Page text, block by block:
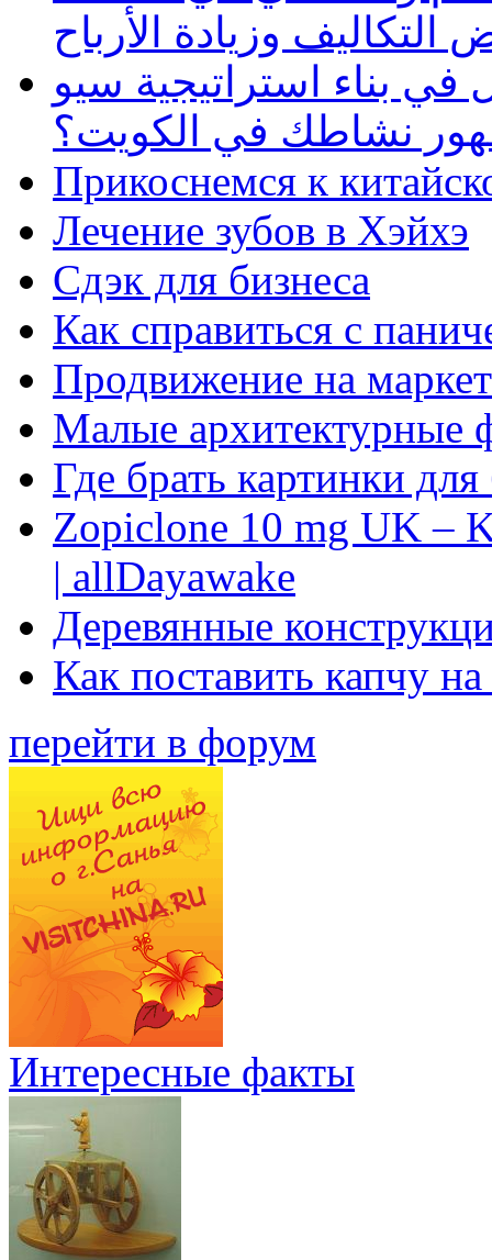
وزيادة الأرباح
بناء استراتيجية سيو
نشاطك في الكويت؟
Прикоснемся к
Лечение зубов в Хэйхэ
Сдэк для бизнеса
Как справиться с
Продвижение на
Малые архитектурные
Где брать картинки
Zopiclone 10 mg UK –
| allDayawake
Деревянные
Как поставить капчу
перейти в форум
Интересные факты